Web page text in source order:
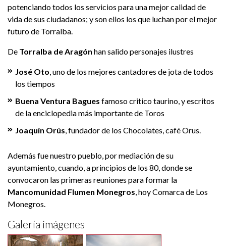
potenciando todos los servicios para una mejor calidad de
vida de sus ciudadanos; y son ellos los que luchan por el mejor
futuro de Torralba.
De Torralba de Aragón han salido personajes ilustres
José Oto , uno de los mejores cantadores de jota de todos
los tiempos
Buena Ventura Bagues famoso critico taurino, y escritos
de la enciclopedia más importante de Toros
Joaquín Orús , fundador de los Chocolates, café Orus.
Además fue nuestro pueblo, por mediación de su
ayuntamiento, cuando, a principios de los 80, donde se
convocaron las primeras reuniones para formar la
Mancomunidad Flumen Monegros , hoy Comarca de Los
Monegros.
Galería imágenes